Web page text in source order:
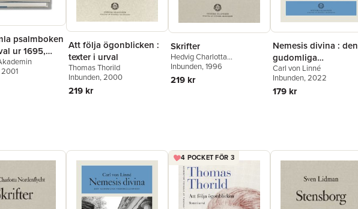
psalmboken
ur 1695,
års
Att följa ögonblicken :
texter i urval
Thomas Thorild
Inbunden, 2000
219 kr
Skrifter
Hedvig Charlotta
Nordenflycht
Inbunden, 1996
219 kr
Nemesis divina : den
gudomliga
vedergällningen
Carl von Linné
Inbunden, 2022
179 kr
4 POCKET FÖR 3